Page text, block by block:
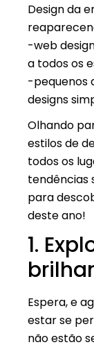
Design da
-web
a todos os
-pequenos
designs
Olhando
estilos de
todos os
tendências
para
deste ano!
1.
Espera, e
estar se
não estão